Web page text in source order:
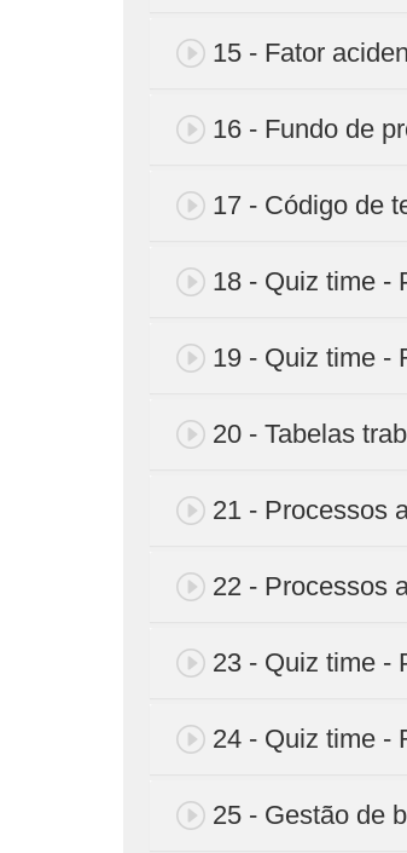
15 - Fator
16 - Fundo de
17 - Código de
18 - Quiz time -
19 - Quiz time -
20 - Tabelas
21 - Processos
22 - Processos
23 - Quiz time -
24 - Quiz time -
25 - Gestão de